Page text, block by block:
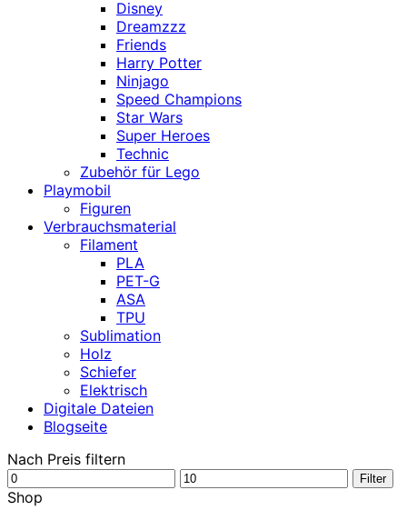
Disney
Dreamzzz
Friends
Harry Potter
Ninjago
Speed Champions
Star Wars
Super Heroes
Technic
Zubehör für Lego
Playmobil
Figuren
Verbrauchsmaterial
Filament
PLA
PET-G
ASA
TPU
Sublimation
Holz
Schiefer
Elektrisch
Digitale Dateien
Blogseite
Nach Preis filtern
Min.
Preis
Max.
Filter
Shop